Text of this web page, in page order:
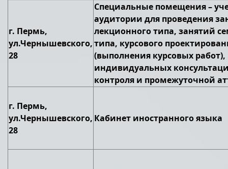
г. Пермь,
ул.Чернышевского,
28
Специальные помещения –
аудитории для проведения
лекционного типа, занятий
типа, курсового
(выполнения курсовых
индивидуальных
контроля и промежуточной
г. Пермь,
ул.Чернышевского,
28
Кабинет иностранного языка